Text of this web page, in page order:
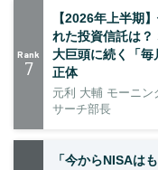
Rank
7
【2026年上半期
れた投資信託は
大巨頭に続く「毎
正体
元利 大輔 モーニン
サーチ部長
「今からNISAは